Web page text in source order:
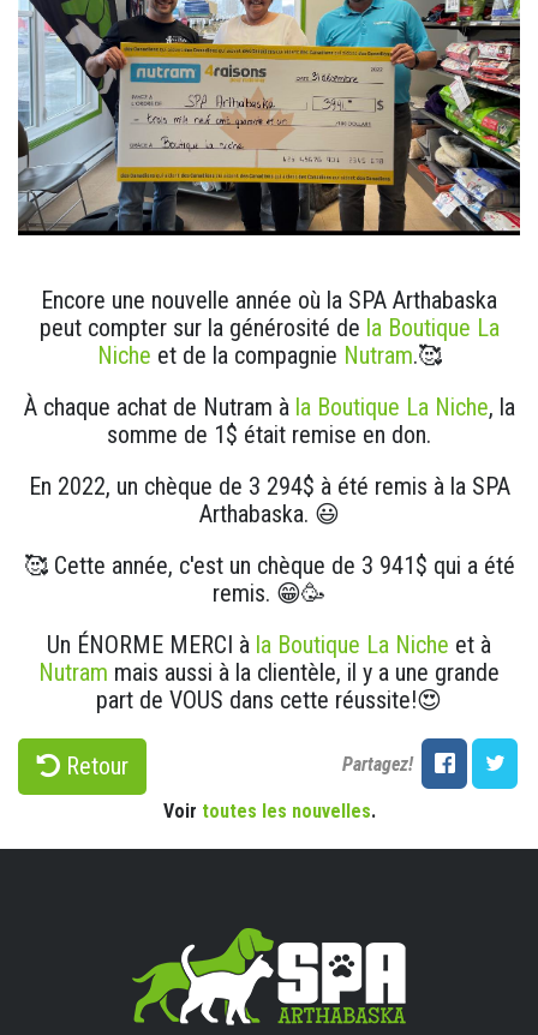
Encore une nouvelle année où la SPA Arthabaska
peut compter sur la générosité de la Boutique La
Niche et de la compagnie Nutram.🥰
À chaque achat de Nutram à la Boutique La Niche, la
somme de 1$ était remise en don.
En 2022, un chèque de 3 294$ à été remis à la SPA
Arthabaska. 😃
🥰 Cette année, c'est un chèque de 3 941$ qui a été
remis. 😁🥳
Un ÉNORME MERCI à la Boutique La Niche et à
Nutram mais aussi à la clientèle, il y a une grande
part de VOUS dans cette réussite!😍
Retour Partagez!
Voir toutes les nouvelles.